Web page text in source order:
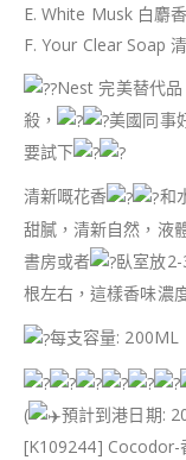
E. White Musk 白麝香
F. Your Clear Soap
Nest 完美替代品
殺，
美國同事
要試下
清新嘅花香
和
甜膩，清新自然，液
書房或者
臥室放
根左右，這樣香味濃
每支容量: 200ML
( 預計到港日期:
[K109244] Cocodor-